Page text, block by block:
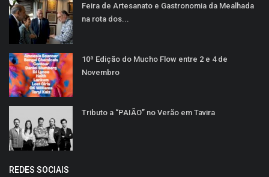
Feira de Artesanato e Gastronomia da Mealhada
na rota dos...
10ª Edição do Mucho Flow entre 2 e 4 de
Novembro
Tributo a “PAIÃO” no Verão em Tavira
REDES SOCIAIS